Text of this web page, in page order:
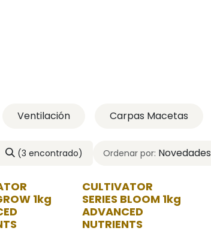
Ventilación Carpas Macetas
(3 encontrado) Ordenar por: Novedades
1kg
CULTIVATOR
SERIES BLOOM 1kg
ADVANCED
NUTRIENTS